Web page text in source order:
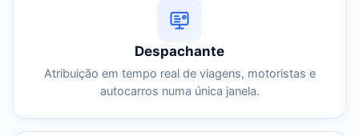
Despachante
Atribuição em tempo real de viagens, motoristas e
autocarros numa única janela.